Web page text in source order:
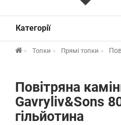
Категорії
Топки Прямі топки
Повітряна
Gavryliv&Sons
гільйотина